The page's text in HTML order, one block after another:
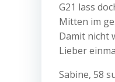
G21 lass
Mitten im
Damit nicht
Lieber
Sabine, 58